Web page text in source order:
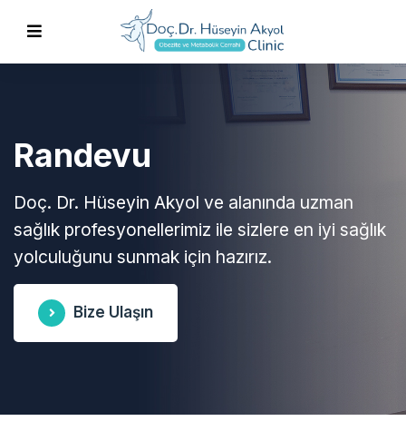
Randevu
Doç. Dr. Hüseyin Akyol ve alanında uzman
sağlık profesyonellerimiz ile sizlere en iyi sağlık
yolculuğunu sunmak için hazırız.
Bize Ulaşın